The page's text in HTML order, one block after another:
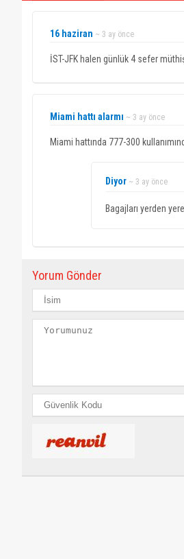
16 haziran ~ 3 ay önce
İST-JFK halen günlük 4 sefer
Miami hattı alarmı ~ 3 ay önce
Miami hattında 777-300
Diyor ~ 3 ay önce
Bagajları yerden
Yorum Gönder